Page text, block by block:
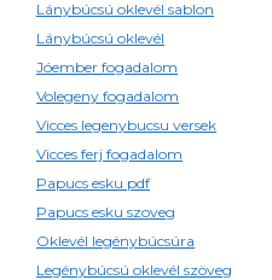
Lánybúcsú oklevél sablon
Lánybúcsú oklevél
Jóember fogadalom
Volegeny fogadalom
Vicces legenybucsu versek
Vicces ferj fogadalom
Papucs esku pdf
Papucs esku szoveg
Oklevél legénybúcsúra
Legénybúcsú oklevél szöveg